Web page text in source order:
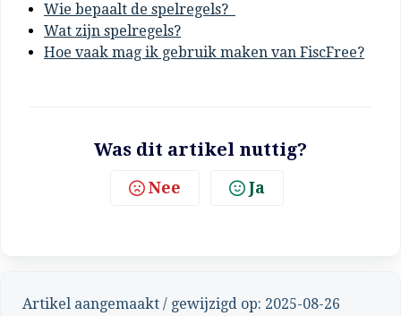
Wie bepaalt de spelregels?
Wat zijn spelregels?
Hoe vaak mag ik gebruik maken van FiscFree?
Was dit artikel nuttig?
Nee Ja
Artikel aangemaakt / gewijzigd op: 2025-08-26